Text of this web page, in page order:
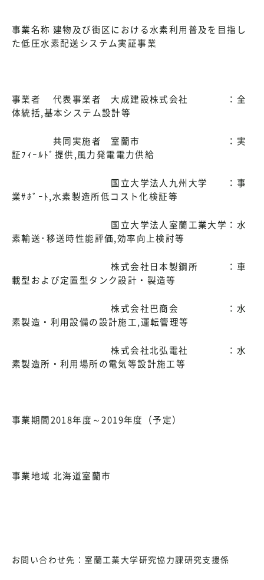
事業名称 建物及び街区における水素利用普及を目指し
た低圧水素配送システム実証事業
事業者 代表事業者 大成建設株式会社 ：全
体統括,基本システム設計等
共同実施者 室蘭市 ：実
証ﾌｨｰﾙﾄﾞ提供,風力発電電力供給
国立大学法人九州大学 ：事
業ｻﾎﾟｰﾄ,水素製造所低コスト化検証等
国立大学法人室蘭工業大学：水
素輸送･移送時性能評価,効率向上検討等
株式会社日本製鋼所 ：車
載型および定置型タンク設計・製造等
株式会社巴商会 ：水
素製造・利用設備の設計施工,運転管理等
株式会社北弘電社 ：水
素製造所・利用場所の電気等設計施工等
事業期間2018年度～2019年度（予定）
事業地域 北海道室蘭市
お問い合わせ先：室蘭工業大学研究協力課研究支援係